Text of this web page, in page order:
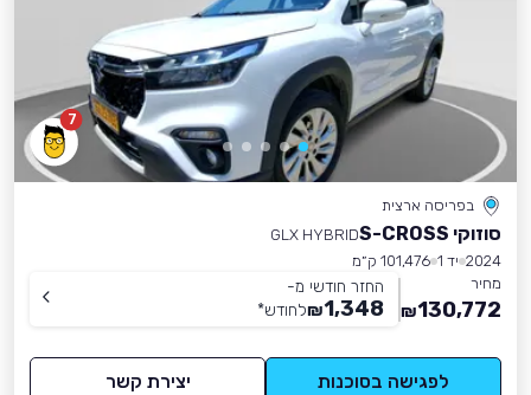
7
בפריסה ארצית
סוזוקי S-CROSS
GLX HYBRID
2024 יד 1
101,476 ק״מ
מחיר
130,772
₪
החזר חודשי מ-
1,348
₪לחודש*
לפגישה בסוכנות יצירת קשר